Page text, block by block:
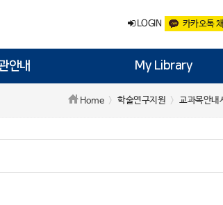
LOGIN 카카오톡
안내 My Library
Home 학술연구지원 교과목안내